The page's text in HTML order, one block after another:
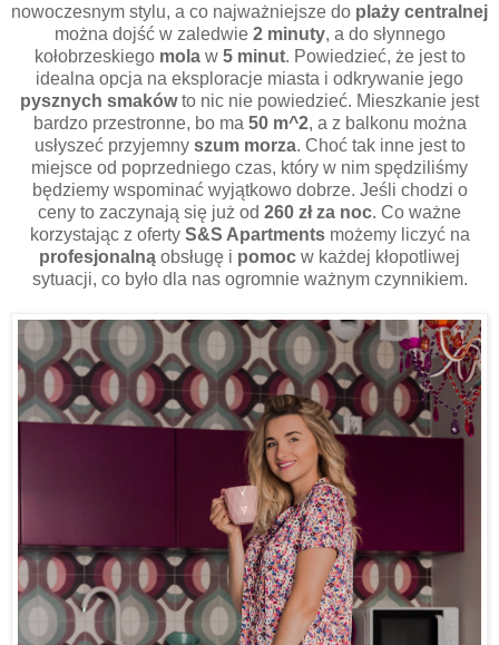
nowoczesnym stylu, a co najważniejsze do plaży centralnej
można dojść w zaledwie 2 minuty, a do słynnego
kołobrzeskiego mola w 5 minut. Powiedzieć, że jest to
idealna opcja na eksploracje miasta i odkrywanie jego
pysznych smakówto nic nie powiedzieć. Mieszkanie jest
bardzo przestronne, bo ma 50 m^2, a z balkonu można
usłyszeć przyjemny szum morza. Choć tak inne jest to
miejsce od poprzedniego czas, który w nim spędziliśmy
będziemy wspominać wyjątkowo dobrze. Jeśli chodzi o
ceny to zaczynają się już od 260 zł za noc. Co ważne
korzystając z oferty S&S Apartmentsmożemy liczyć na
profesjonalną obsługę i pomoc w każdej kłopotliwej
sytuacji, co było dla nas ogromnie ważnym czynnikiem.